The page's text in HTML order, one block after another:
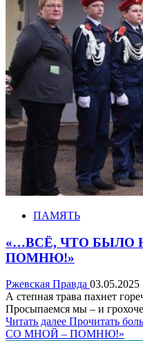
ПАМЯТЬ
«…ВСЁ, ЧТО БЫЛО
ПОМНЮ!»
Ржевская Правда 03.05.2025
А степная трава пахнет
Просыпаемся мы – и
Читать далее Прочитать
СО МНОЙ – ПОМНЮ!»